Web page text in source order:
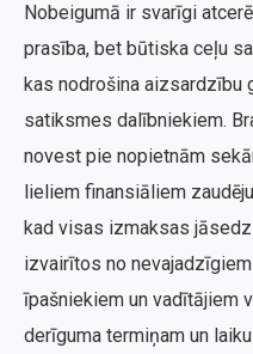
Nobeigumā ir svarīgi
prasība, bet būtiska ceļu
kas nodrošina aizsardzību
satiksmes dalībniekiem.
novest pie nopietnām
lieliem finansiāliem
kad visas izmaksas
izvairītos no
īpašniekiem un vadītājiem
derīguma termiņam un